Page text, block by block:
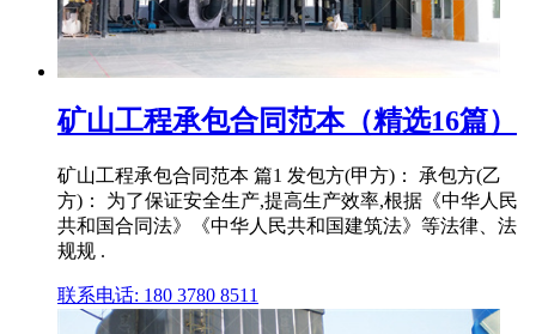
矿山工程承包合同范本（精选16篇）
矿山工程承包合同范本 篇1 发包方(甲方)： 承包方(乙
方)： 为了保证安全生产,提高生产效率,根据《中华人民
共和国合同法》《中华人民共和国建筑法》等法律、法
规规 .
联系电话: 180 3780 8511